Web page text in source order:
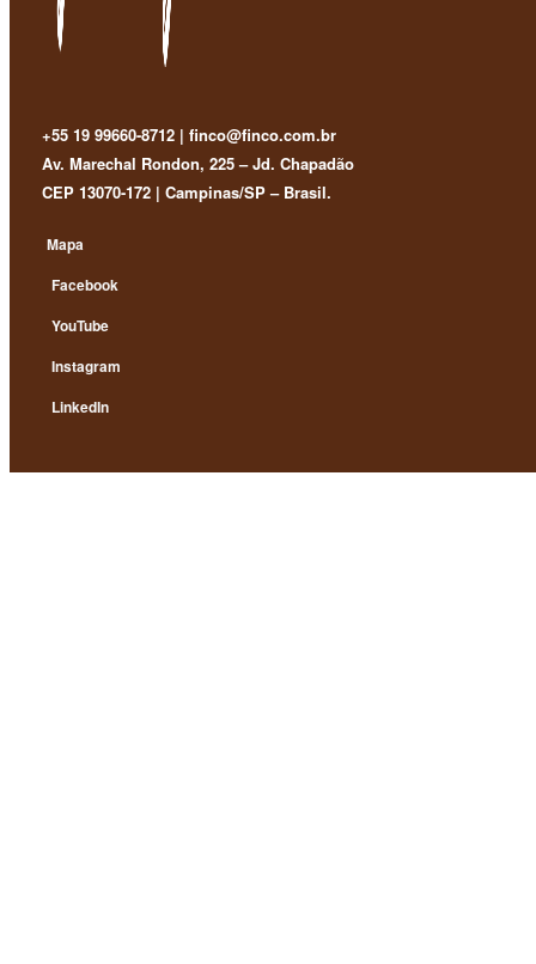
+55 19 99660-8712 | finco@finco.com.br
Av. Marechal Rondon, 225 – Jd. Chapadão
CEP 13070-172 | Campinas/SP – Brasil.
Mapa
Facebook
YouTube
Instagram
LinkedIn